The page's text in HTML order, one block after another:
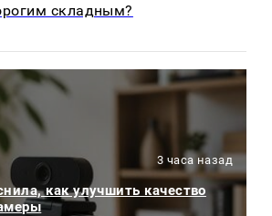
складным?
3 часа назад
как улучшить качество